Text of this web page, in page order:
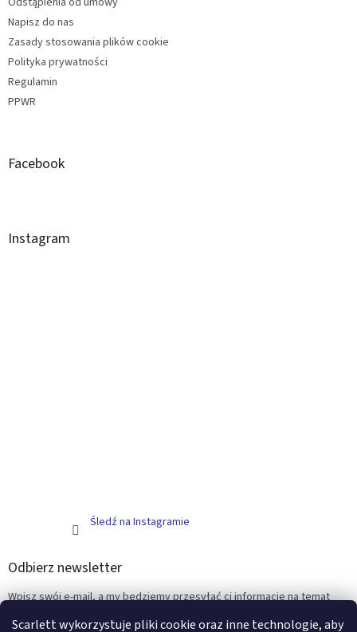
Scarlett wykorzystuje pliki cookie oraz inne technologie, aby
Napisz do nas
Zasady stosowania plików cookie
Polityka prywatności
Regulamin
PPWR
Facebook
Instagram
Śledź na Instagramie
Odbierz newsletter
Wpisz swój e-mail, a my będziemy przesyłać ci informacje na temat